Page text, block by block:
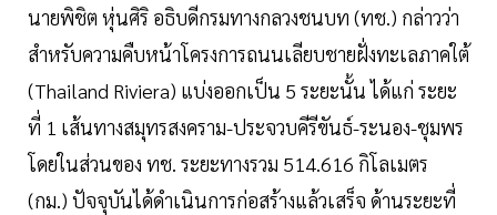
นายพิชิต หุ่นศิริ อธิบดีกรมทางกลวงชนบท (ทช.) กล่าวว่า
สำหรับความคืบหน้าโครงการถนนเลียบชายฝั่งทะเลภาคใต้
(Thailand Riviera) แบ่งออกเป็น 5 ระยะนั้น ได้แก่ ระยะ
ที่ 1 เส้นทางสมุทรสงคราม-ประจวบคีรีขันธ์-ระนอง-ชุมพร
โดยในส่วนของ ทช. ระยะทางรวม 514.616 กิโลเมตร
(กม.) ปัจจุบันได้ดำเนินการก่อสร้างแล้วเสร็จ ด้านระยะที่